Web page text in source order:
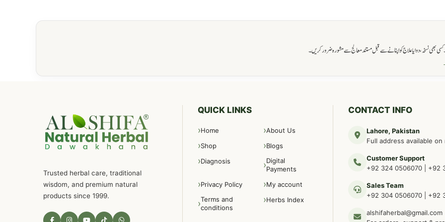
نسخہ، دوا یا علاج کو اپنانے سے قبل مستند معالج سے مشورہ ضرور کریں۔
Trusted herbal care, traditional
wisdom, and premium natural
products since 1999.
QUICK LINKS
Home
About Us
Shop
Blogs
Diagnosis
Digital
Payments
Privacy Policy
My account
Terms and
conditions
Herbs Index
CONTACT INFO
Lahore, Pakistan
Full address available
Customer Support
+92 324 0506070
+92
Sales Team
+92 304 0506070
+92
alshifaherbal@gmail.com